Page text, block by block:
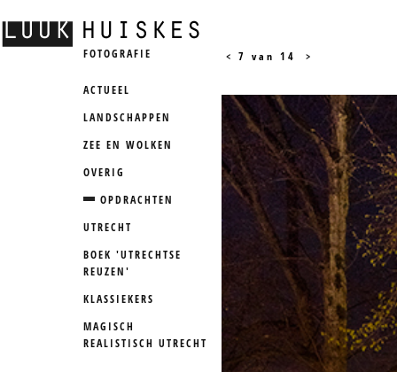
FOTOGRAFIE
ACTUEEL
LANDSCHAPPEN
ZEE EN WOLKEN
OVERIG
OPDRACHTEN
UTRECHT
BOEK 'UTRECHTSE
REUZEN'
KLASSIEKERS
MAGISCH
REALISTISCH UTRECHT
< 7 van 14 >